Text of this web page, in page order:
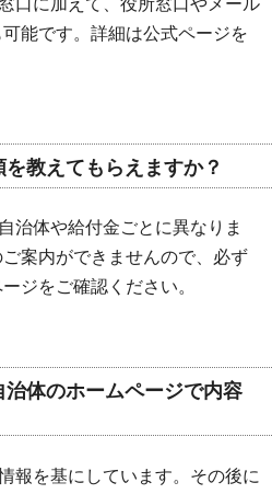
口に加えて、役所窓口やメール
能です。詳細は公式ページを
教えてもらえますか？
治体や給付金ごとに異なりま
案内ができませんので、必ず
ジをご確認ください。
体のホームページで内容
報を基にしています。その後に